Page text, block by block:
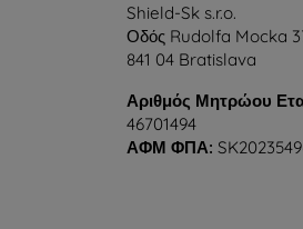
Shield-Sk s.r.o.
Οδός Rudolfa Mocka
841 04 Bratislava
Αριθμός Μητρώου
46701494
ΑΦΜ ΦΠΑ: